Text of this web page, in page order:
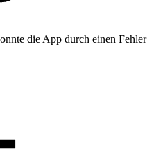
die App durch einen Fehler